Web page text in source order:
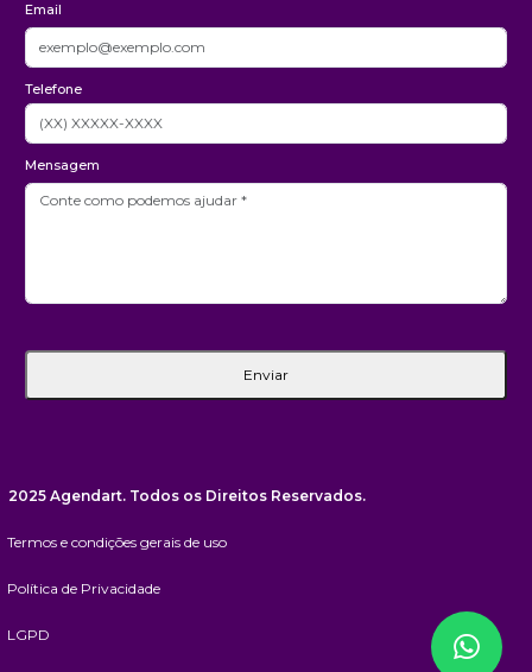
Email
Telefone
Mensagem
Enviar
2025 Agendart. Todos os Direitos Reservados.
Termos e condições gerais de uso
Política de Privacidade
LGPD